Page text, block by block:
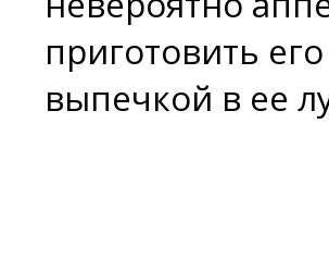
приготовить
выпечкой в ее